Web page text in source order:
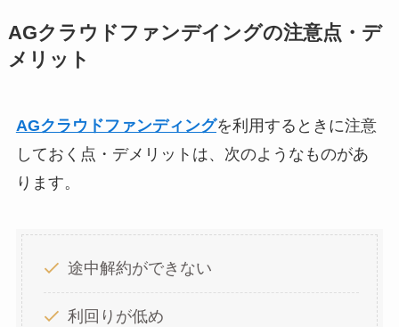
AGクラウドファンデイングの注意点・デ
メリット
AGクラウドファンディングを利用するときに注意
しておく点・デメリットは、次のようなものがあ
ります。
途中解約ができない
利回りが低め